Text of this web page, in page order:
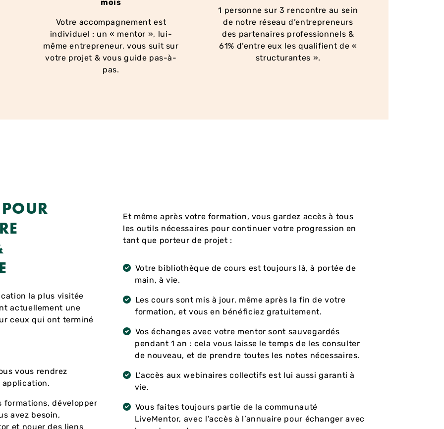
mois
Votre accompagnement est
individuel : un « mentor », lui-
même entrepreneur, vous suit sur
votre projet & vous guide pas-à-
pas.
1 personne sur 3 rencontre au sein
de notre réseau d’entrepreneurs
des partenaires professionnels &
61% d’entre eux les qualifient de «
structurantes ».
la plus visitée
actuellement une
ceux qui ont terminé
vous rendrez
formations, développer
avez besoin,
et nouer des liens
Et même après votre formation, vous gardez accès à tous
les outils nécessaires pour continuer votre progression en
tant que porteur de projet :
Votre bibliothèque de cours est toujours là, à portée de
main, à vie.
Les cours sont mis à jour, même après la fin de votre
formation, et vous en bénéficiez gratuitement.
Vos échanges avec votre mentor sont sauvegardés
pendant 1 an : cela vous laisse le temps de les consulter
de nouveau, et de prendre toutes les notes nécessaires.
L’accès aux webinaires collectifs est lui aussi garanti à
vie.
Vous faites toujours partie de la communauté
LiveMentor, avec l’accès à l’annuaire pour échanger avec